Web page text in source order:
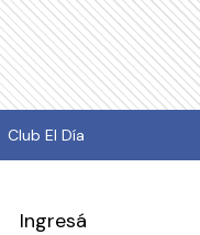
Club El Día
Ingresá